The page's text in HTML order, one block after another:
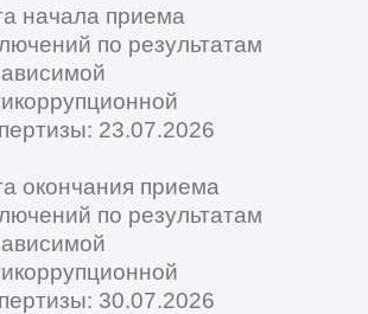
начала приема
по результатам
23.07.2026
окончания приема
по результатам
30.07.2026